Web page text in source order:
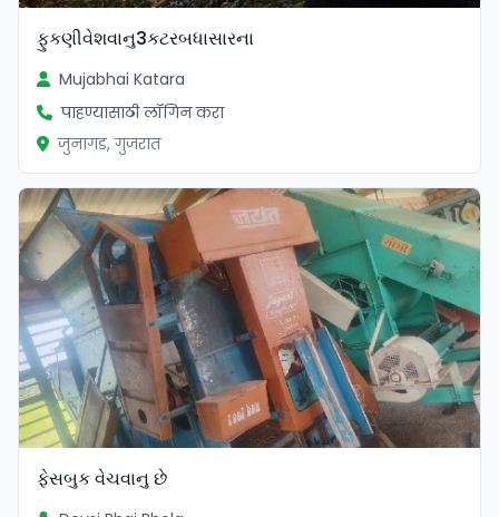
ફુકણીવેશવાનુ3કટરબધાસારના
Mujabhai Katara
पाहण्यासाठी लॉगिन करा
जुनागड, गुजरात
ફેસબુક વેચવાનુ છે